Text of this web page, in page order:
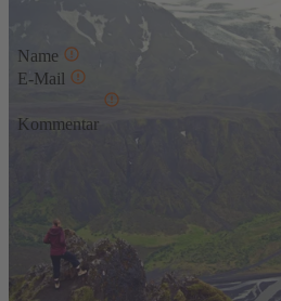
Kommentar schreiben
Name
E-Mail
Kommentar
* Diese Felder sind erforderlich
Kommentare
Keine Kommentare